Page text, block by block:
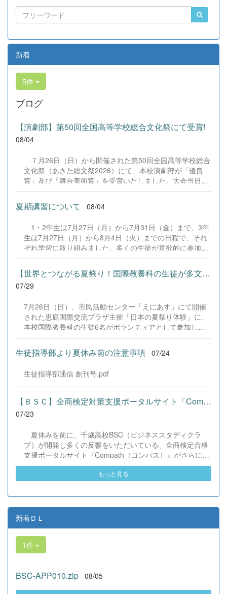
新着
5件
ブログ
【演劇部】第50回全国高等学校総合文化祭にて受賞!
08/04
７月26日（日）から開催された第50回全国高等学校総合
文化祭（あきた総文祭2026）にて、本校演劇部が「優良
賞」及び「舞台美術賞」を受賞いたしました。大会当日
は、本校の部員たちもこれまで積み重ねてきた練習の成果
を存分に発揮し、堂々と舞台に立ちました。緊張感のある
全国の舞台において、一人一人が役割を果たし、心を込め
の全国大会出場にあたり、多大なるご支援・ご協力をいた
だきました企業の皆様、ならびに心温まるご寄付や温かい
ご声援を寄せてくださった地域の皆様方に、心より感謝申
し上げます。皆様からの温かいご支援が部員たちの大きな
励みとなり、全国の舞台で最高のパフォーマンスと演技を
届けることができました。今回の経験を糧に、さらに表現
本校演劇部への変わらぬご声援をよろしくお願いいたしま
す。 &nbsp;
夏期講習について 08/04
1・2年生は7月27日（月）から7月31日（金）まで、3年
生は7月27日（月）から8月4日（火）までの日程で、それ
ぞれ学習に取り組みました。多くの生徒が意欲的に参加
し、これまでの学習内容の復習や発展的な内容、受験に向
けた学習などに真剣に取り組む姿が見られました。夏期講
習で身に付けた学習習慣や知識を、今後の学校生活や学習
に生かし、一人一人がさらなる成長につなげてくれること
【世界とつながる夏祭り！国際教養科の生徒が多文化共生ボランテ...
07/29
7月26日（日）、市民活動センター「えにあす」にて開催
された恵庭国際交流プラザ主催「日本の夏祭り体験」に、
本校国際教養科の生徒6名がボランティアとして参加しま
した！ 会場にはウクライナ、ネパール、アフガニスタンな
ど多国籍な参加者が集まり、ヨーヨー釣りや綿あめ、盆踊
りなどを満喫。浴衣姿でイベントを彩った1年生や、経験
葉や国境を超えて笑顔で交流を深めました。 主催者の方か
らは、「国籍や年齢を問わず笑顔で寄り添い、自分で考え
て動く姿が素晴らしい。異文化理解のマインドが自然と身
についている」と、賞賛の声をいただきました！ 教室の中
だけでなく、地域や世界という広いフィールドで本領を発
姿に、誇らしさでいっぱいです。 教養科生、どんどん外へ
飛び出そう！ その温かい心と行動力を磨き、世界を笑顔に
する魅力的な人材へ成長していく皆さんを応援していま
す！
生徒指導部より夏休み前の注意事項 07/24
生徒指導部通信 創刊号.pdf
【ＢＳＣ】全商検定対策支援ポータルサイト「Compath（コンパス）...
07/23
夏休みを前に、千歳高校BSC（ビジネススタディクラ
ブ）が開発し多くの反響をいただいている、全商検定合格
支援ポータルサイト『Compath（コンパス）』がさらにバ
ージョンアップいたしました。 今回もユーザーの皆様か
らいただいたアンケートのご意見をもとに、BSC部員のプ
の実装までを行いました。今回のアップデートでは、ビジ
ネス計算・簿記・ビジネス文書・情報処理・商業経済・財
務分析・ビジネスコミュニケーションなど各ジャンルに及
ぶ計79件の更新プログラムを一挙にリリースしました。
具体的には、各検定問題数の大幅増加をはじめ、英語翻訳
機能の追加、フォント拡大など視認性の改善、SEO対策
（タグの最適化）によるサイト動作の快適化を実施しまし
も生徒たちの技術と発想力でより学びやすいサイトへと進
もっと見る
新着ＤＬ
1件
BSC-APP010.zip 08/05